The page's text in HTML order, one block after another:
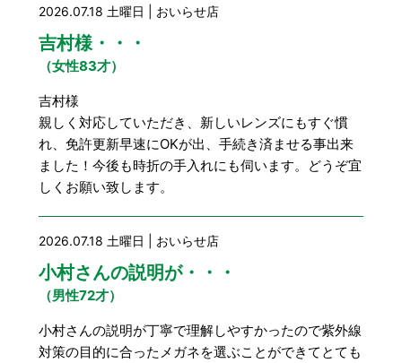
2026.07.18 土曜日 | おいらせ店
吉村様・・・
（女性83才）
吉村様
親しく対応していただき、新しいレンズにもすぐ慣
れ、免許更新早速にOKが出、手続き済ませる事出来
ました！今後も時折の手入れにも伺います。どうぞ宜
しくお願い致します。
2026.07.18 土曜日 | おいらせ店
小村さんの説明が・・・
（男性72才）
小村さんの説明が丁寧で理解しやすかったので紫外線
対策の目的に合ったメガネを選ぶことができてとても